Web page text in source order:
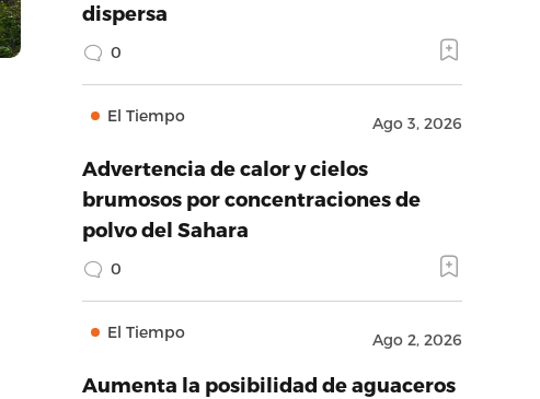
dispersa
0
El Tiempo Ago 3, 2026
Advertencia de calor y cielos
brumosos por concentraciones de
polvo del Sahara
0
El Tiempo Ago 2, 2026
Aumenta la posibilidad de aguaceros